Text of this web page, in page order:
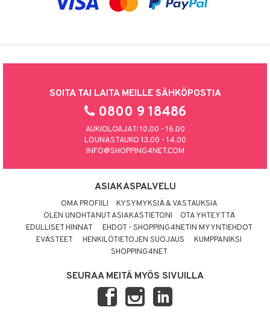
SOITA TAI LAITA MEILLE SÄHKÖPOSTIA
0800 9 18486
AUKIOLOAJAT: 10.00 - 16.00
LOUNASTAUKO 13.00 - 14.00
INFO@SHOPPING4NET.COM
ASIAKASPALVELU
OMA PROFIILI
KYSYMYKSIÄ & VASTAUKSIA
OLEN UNOHTANUT ASIAKASTIETONI
OTA YHTEYTTÄ
EDULLISET HINNAT
EHDOT - SHOPPING4NETIN MYYNTIEHDOT
EVÄSTEET
HENKILÖTIETOJEN SUOJAUS
KUMPPANIKSI
SHOPPING4NET
SEURAA MEITÄ MYÖS SIVUILLA